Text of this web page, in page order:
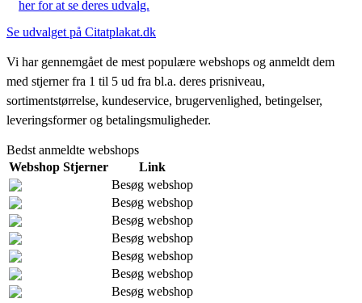
her for at se deres udvalg.
Se udvalget på Citatplakat.dk
Vi har gennemgået de mest populære webshops og anmeldt dem
med stjerner fra 1 til 5 ud fra bl.a. deres prisniveau,
sortimentstørrelse, kundeservice, brugervenlighed, betingelser,
leveringsformer og betalingsmuligheder.
Bedst anmeldte webshops
Webshop Stjerner
Link
Besøg webshop
Besøg webshop
Besøg webshop
Besøg webshop
Besøg webshop
Besøg webshop
Besøg webshop